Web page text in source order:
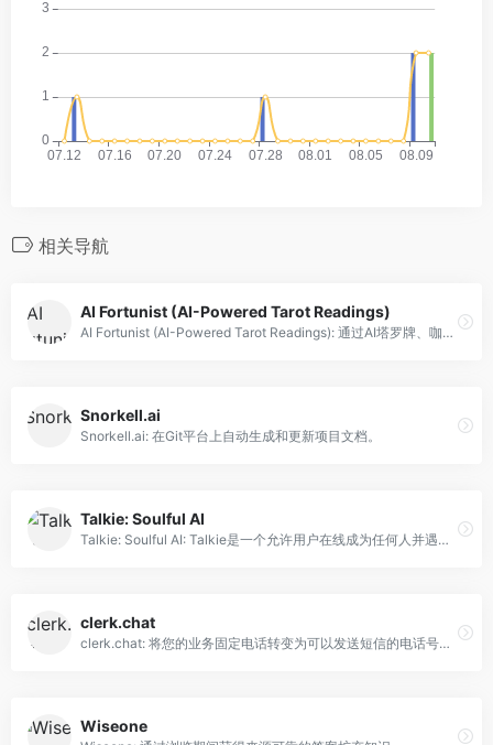
相关导航
AI Fortunist (AI-Powered Tarot Readings)
AI Fortunist (AI-Powered Tarot Readings): 通过AI塔罗牌、咖啡算命和梦境解析揭示您的未来。
Snorkell.ai
Snorkell.ai: 在Git平台上自动生成和更新项目文档。
Talkie: Soulful AI
Talkie: Soulful AI: Talkie是一个允许用户在线成为任何人并遇见任何东西的网站。
clerk.chat
clerk.chat: 将您的业务固定电话转变为可以发送短信的电话号码。
Wiseone